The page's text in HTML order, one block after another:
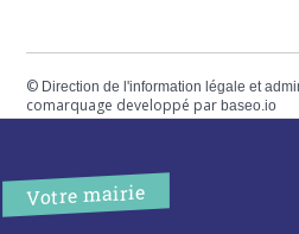
© Direction de l'information légale et
comarquage developpé parbaseo.io
Votre mairie